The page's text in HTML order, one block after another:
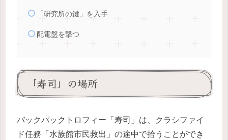
「研究所の鍵」を入手
配電盤を撃つ
「寿司」の場所
バックパックトロフィー「寿司」は、クラシファイ
ド任務「水族館市民救出」の途中で拾うことができ